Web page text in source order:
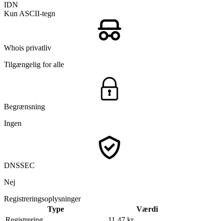
IDN
Kun ASCII-tegn
Whois privatliv
Tilgængelig for alle
Begrænsning
Ingen
DNSSEC
Nej
Registreringsoplysninger
Type
Værdi